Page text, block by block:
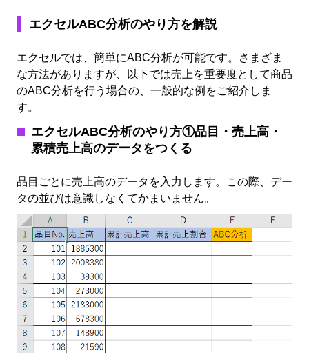
エクセルABC分析のやり方を解説
エクセルでは、簡単にABC分析が可能です。さまざま
な方法がありますが、以下では売上を重要度として商品
のABC分析を行う場合の、一般的な例をご紹介しま
す。
エクセルABC分析のやり方①品目・売上高・
累積売上高のデータをつくる
品目ごとに売上高のデータを入力します。この際、デー
タの並びは意識しなくてかまいません。